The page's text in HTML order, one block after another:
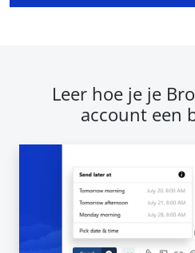
Leer hoe je je
account een